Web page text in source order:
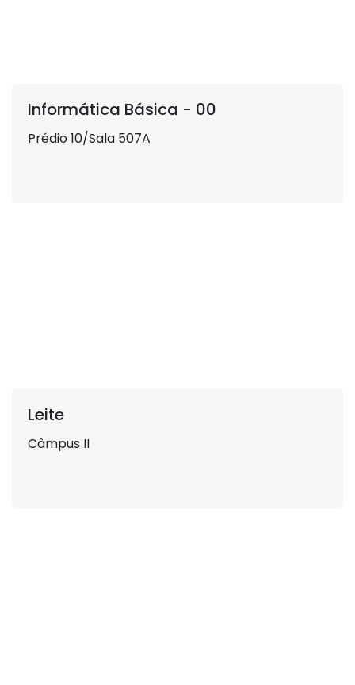
Informática Básica - 00
Prédio 10/Sala 507A
Leite
Câmpus II